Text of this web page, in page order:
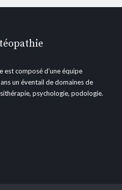
est composé d’une équipe
un éventail de domaines de
psychologie, podologie.